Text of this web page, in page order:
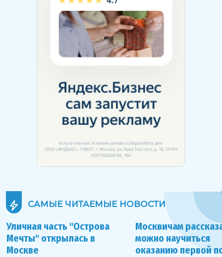
САМЫЕ ЧИТАЕМЫЕ НОВОСТИ
Уличная часть "Острова
Мечты" открылась в
Москве
Москвичам
можно научиться
оказанию первой